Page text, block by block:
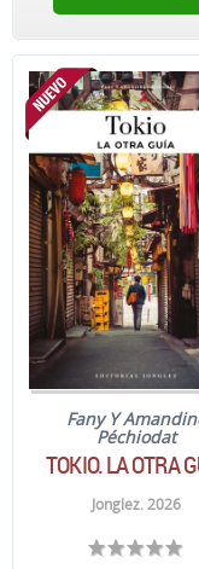
Fany Y
Péchiodat
TOKIO. LA OTRA
Jonglez. 2026